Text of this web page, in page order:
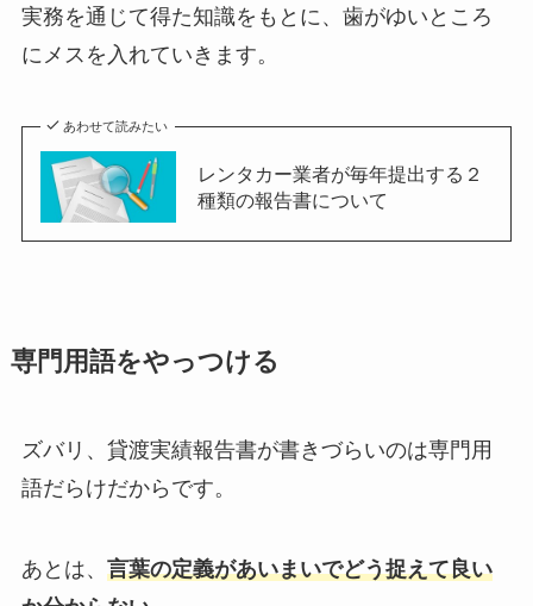
実務を通じて得た知識をもとに、歯がゆいところ
にメスを入れていきます。
あわせて読みたい
レンタカー業者が毎年提出する２
種類の報告書について
専門用語をやっつける
ズバリ、貸渡実績報告書が書きづらいのは専門用
語だらけだからです。
あとは、 言葉の定義があいまいでどう捉えて良い